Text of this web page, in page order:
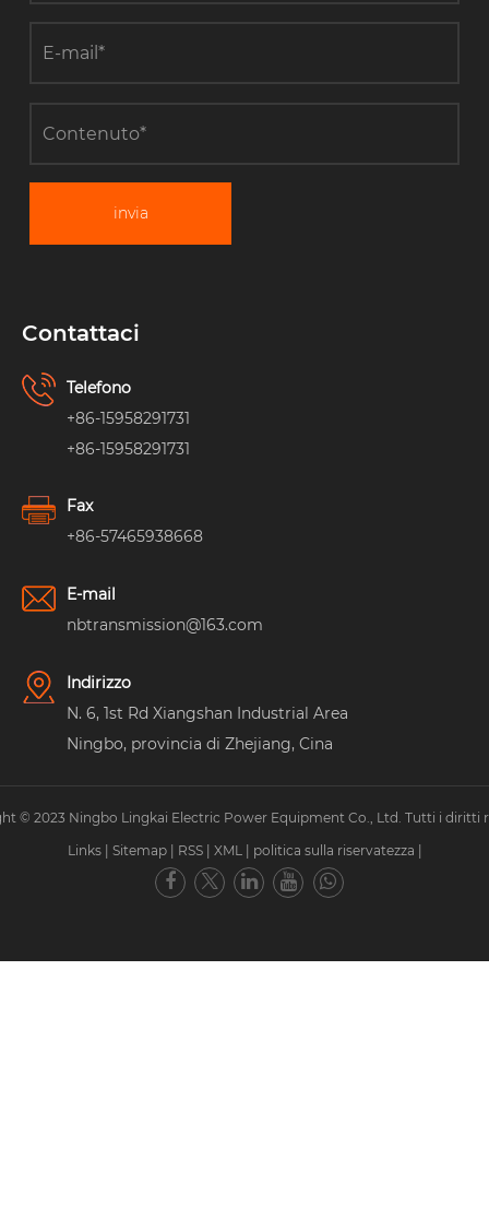
invia
Contattaci
Telefono
+86-15958291731
+86-15958291731
Fax
+86-57465938668
E-mail
nbtransmission@163.com
Indirizzo
N. 6, 1st Rd Xiangshan Industrial Area
Ningbo, provincia di Zhejiang, Cina
© 2023 Ningbo Lingkai Electric Power Equipment Co., Ltd. Tutti i diritti
Links
Sitemap RSS XML politica sulla riservatezza